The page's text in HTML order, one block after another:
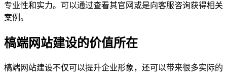
专业性和实力。可以通过查看其官网或是向客服咨询获得相关
案例。
槁端网站建设的价值所在
槁端网站建设不仅可以提升企业形象，还可以带来很多实际的